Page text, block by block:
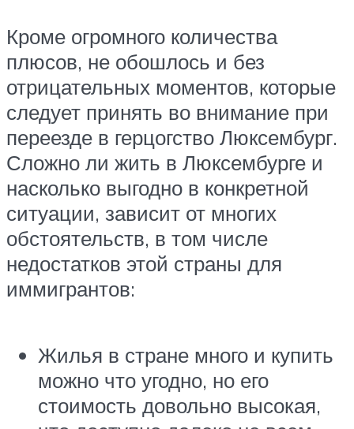
Кроме огромного количества
плюсов, не обошлось и без
отрицательных моментов, которые
следует принять во внимание при
переезде в герцогство Люксембург.
Сложно ли жить в Люксембурге и
насколько выгодно в конкретной
ситуации, зависит от многих
обстоятельств, в том числе
недостатков этой страны для
иммигрантов:
Жилья в стране много и купить
можно что угодно, но его
стоимость довольно высокая,